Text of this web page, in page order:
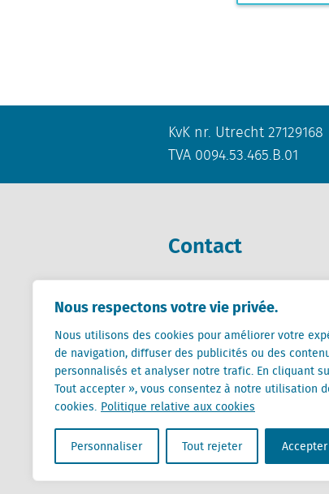
Nous respectons votre vie privée.
Nous utilisons des cookies pour améliorer votre
de navigation, diffuser des publicités ou des
personnalisés et analyser notre trafic. En cliquant
Tout accepter », vous consentez à notre utilisation
cookies. Politique relative aux cookies
Personnaliser Tout rejeter
KvK nr. Utrecht 27129168
TVA 0094.53.465.B.01
Contact
+32 (0) 2 267 2800
info@locatus.com
Locatus B.V. and Locatus Belgie B.V.
Analytics products along with Green
Green Street businesses. Our global